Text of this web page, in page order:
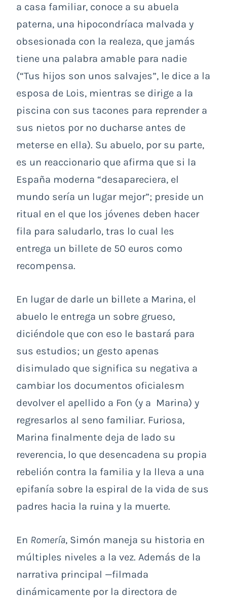
a casa familiar, conoce a su abuela
paterna, una hipocondríaca malvada y
obsesionada con la realeza, que jamás
tiene una palabra amable para nadie
(“Tus hijos son unos salvajes”, le dice a la
esposa de Lois, mientras se dirige a la
piscina con sus tacones para reprender a
sus nietos por no ducharse antes de
meterse en ella). Su abuelo, por su parte,
es un reaccionario que afirma que si la
España moderna “desapareciera, el
mundo sería un lugar mejor”; preside un
ritual en el que los jóvenes deben hacer
fila para saludarlo, tras lo cual les
entrega un billete de 50 euros como
recompensa.
En lugar de darle un billete a Marina, el
abuelo le entrega un sobre grueso,
diciéndole que con eso le bastará para
sus estudios; un gesto apenas
disimulado que significa su negativa a
cambiar los documentos oficialesm
devolver el apellido a Fon (y a Marina) y
regresarlos al seno familiar. Furiosa,
Marina finalmente deja de lado su
reverencia, lo que desencadena su propia
rebelión contra la familia y la lleva a una
epifanía sobre la espiral de la vida de sus
padres hacia la ruina y la muerte.
En Romería, Simón maneja su historia en
múltiples niveles a la vez. Además de la
narrativa principal —filmada
dinámicamente por la directora de